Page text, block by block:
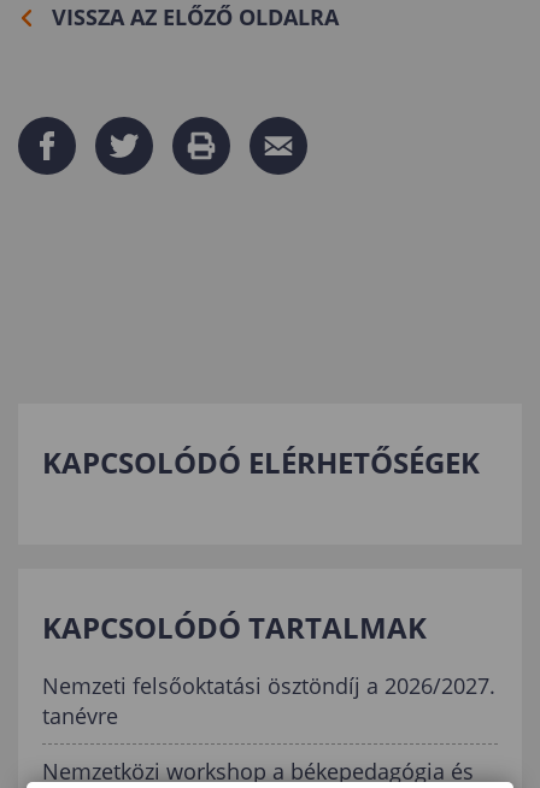
VISSZA AZ ELŐZŐ OLDALRA
KAPCSOLÓDÓ ELÉRHETŐSÉGEK
KAPCSOLÓDÓ TARTALMAK
Nemzeti felsőoktatási ösztöndíj a 2026/2027.
tanévre
Nemzetközi workshop a békepedagógia és